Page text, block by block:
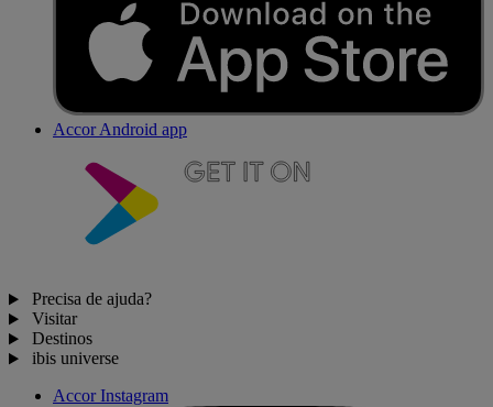
Accor Android app
Precisa de ajuda?
Visitar
Destinos
ibis universe
Accor Instagram